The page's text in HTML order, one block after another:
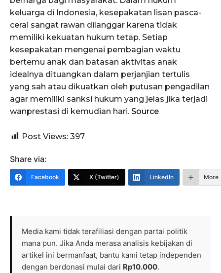
keluarga di Indonesia, kesepakatan lisan pasca-
cerai sangat rawan dilanggar karena tidak
memiliki kekuatan hukum tetap. Setiap
kesepakatan mengenai pembagian waktu
bertemu anak dan batasan aktivitas anak
idealnya dituangkan dalam perjanjian tertulis
yang sah atau dikuatkan oleh putusan pengadilan
agar memiliki sanksi hukum yang jelas jika terjadi
wanprestasi di kemudian hari. Source
Post Views: 397
Share via:
Facebook X (Twitter) LinkedIn More
Media kami tidak terafiliasi dengan partai politik
mana pun. Jika Anda merasa analisis kebijakan di
artikel ini bermanfaat, bantu kami tetap independen
dengan berdonasi mulai dari Rp10.000.